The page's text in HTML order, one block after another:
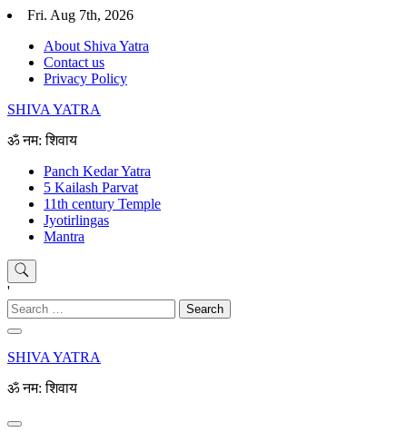
Skip
content
Fri. Aug 7th, 2026
About Shiva Yatra
Contact us
Privacy Policy
SHIVA YATRA
ॐ नम: शिवाय
Panch Kedar Yatra
5 Kailash Parvat
11th century Temple
Jyotirlingas
Mantra
'
Search
for:
SHIVA YATRA
ॐ नम: शिवाय